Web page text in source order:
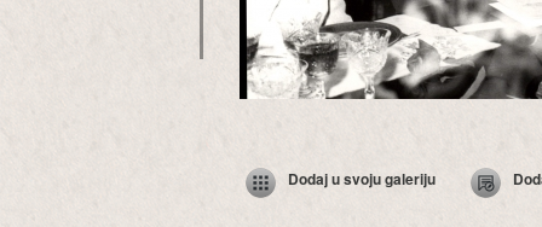
Dodaj u svoju galeriju